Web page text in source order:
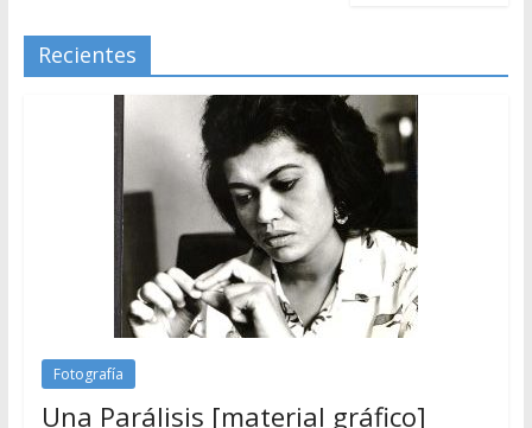
Recientes
Fotografía
Una Parálisis [material gráfico]